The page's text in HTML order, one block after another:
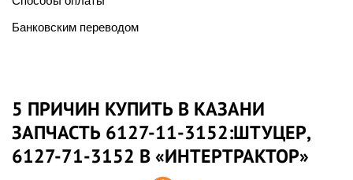
Банковским переводом
5 ПРИЧИН КУПИТЬ В КАЗАНИ
ЗАПЧАСТЬ 6127-11-3152:ШТУЦЕР,
6127-71-3152 В «ИНТЕРТРАКТОР»